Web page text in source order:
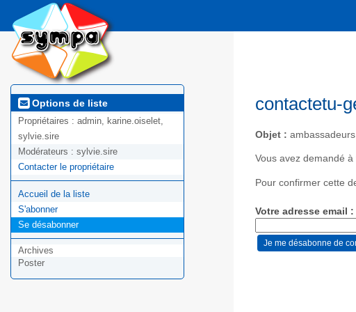
Options de liste
Propriétaires : admin, karine.oiselet,
sylvie.sire
Modérateurs : sylvie.sire
Contacter le propriétaire
Accueil de la liste
S'abonner
Se désabonner
Archives
Poster
contactetu-
Objet :
Vous avez demandé
Pour confirmer cette
Votre adresse email :